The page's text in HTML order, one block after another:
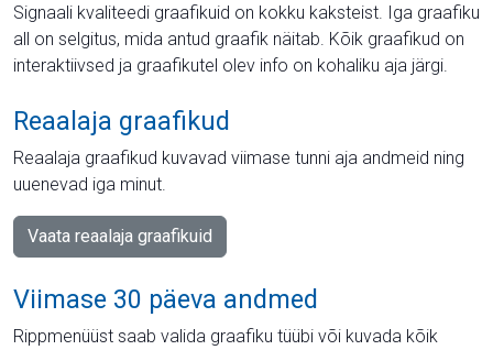
Signaali kvaliteedi graafikuid on kokku kaksteist. Iga graafiku
all on selgitus, mida antud graafik näitab. Kõik graafikud on
interaktiivsed ja graafikutel olev info on kohaliku aja järgi.
Reaalaja graafikud
Reaalaja graafikud kuvavad viimase tunni aja andmeid ning
uuenevad iga minut.
Vaata reaalaja graafikuid
Viimase 30 päeva andmed
Rippmenüüst saab valida graafiku tüübi või kuvada kõik